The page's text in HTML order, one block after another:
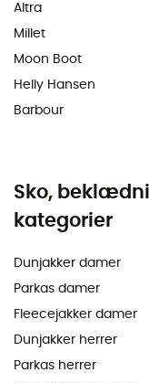
Altra
Millet
Moon Boot
Helly Hansen
Barbour
Sko,
kategorier
Dunjakker damer
Parkas damer
Fleecejakker damer
Dunjakker herrer
Parkas herrer